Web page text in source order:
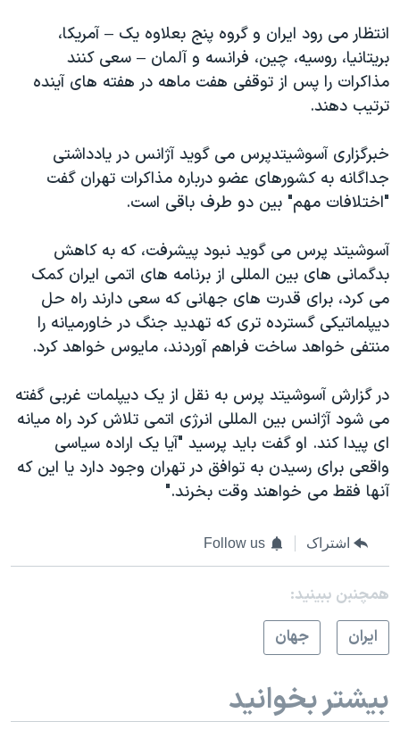
انتظار می رود ایران و گروه پنج بعلاوه یک – آمریکا،
بریتانیا، روسیه، چین، فرانسه و آلمان – سعی کنند
مذاکرات را پس از توقفی هفت ماهه در هفته های آینده
ترتیب دهند.
خبرگزاری آسوشیتدپرس می گوید آژانس در یادداشتی
جداگانه به کشورهای عضو درباره مذاکرات تهران گفت
"اختلافات مهم" بین دو طرف باقی است.
آسوشیتد پرس می گوید نبود پیشرفت، که به کاهش
بدگمانی های بین المللی از برنامه های اتمی ایران کمک
می کرد، برای قدرت های جهانی که سعی دارند راه حل
دیپلماتیکی گسترده تری که تهدید جنگ در خاورمیانه را
منتفی خواهد ساخت فراهم آوردند، مایوس خواهد کرد.
در گزارش آسوشیتد پرس به نقل از یک دیپلمات غربی گفته
می شود آژانس بین المللی انرژی اتمی تلاش کرد راه میانه
ای پیدا کند. او گفت باید پرسید "آیا یک اراده سیاسی
واقعی برای رسیدن به توافق در تهران وجود دارد یا این که
آنها فقط می خواهند وقت بخرند."
اشتراک Follow us
همچنبن ببینید:
ايران
جهان
بیشتر بخوانید